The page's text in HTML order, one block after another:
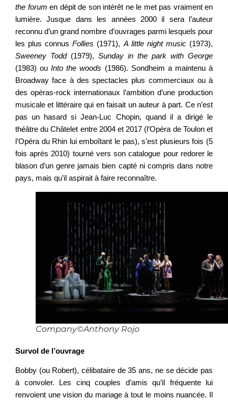
the forum en dépit de son intérêt ne le met pas vraiment en
lumière. Jusque dans les années 2000 il sera l’auteur
reconnu d’un grand nombre d’ouvrages parmi lesquels pour
les plus connusFollies (1971), A little night music(1973),
Sweeney Todd(1979), Sunday in the park with George
(1983) ouInto the woods (1986). Sondheim a maintenu à
Broadway face à des spectacles plus commerciaux ou à
des opéras-rock internationaux l’ambition d’une production
musicale et littéraire qui en faisait un auteur à part. Ce n’est
pas un hasard si Jean-Luc Chopin, quand il a dirigé le
théâtre du Châtelet entre 2004 et 2017 (l’Opéra de Toulon et
l’Opéra du Rhin lui emboîtant le pas), s’est plusieurs fois (5
fois après 2010) tourné vers son catalogue pour redorer le
blason d’un genre jamais bien capté ni compris dans notre
pays, mais qu’il aspirait à faire reconnaître.
Company©Anthony Rojo
Survol de l’ouvrage
Bobby (ou Robert), célibataire de 35 ans, ne se décide pas
à convoler. Les cinq couples d’amis qu’il fréquente lui
renvoient une vision du mariage à tout le moins nuancée. Il